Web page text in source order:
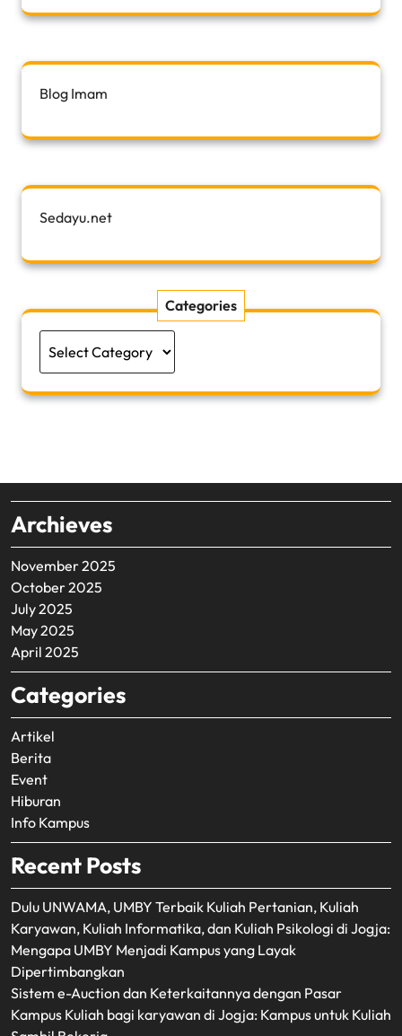
Blog Imam
Sedayu.net
Categories
Archieves
November 2025
October 2025
July 2025
May 2025
April 2025
Categories
Artikel
Berita
Event
Hiburan
Info Kampus
Recent Posts
Dulu UNWAMA, UMBY Terbaik Kuliah Pertanian, Kuliah
Karyawan, Kuliah Informatika, dan Kuliah Psikologi di Jogja:
Mengapa UMBY Menjadi Kampus yang Layak
Dipertimbangkan
Sistem e-Auction dan Keterkaitannya dengan Pasar
Kampus Kuliah bagi karyawan di Jogja: Kampus untuk Kuliah